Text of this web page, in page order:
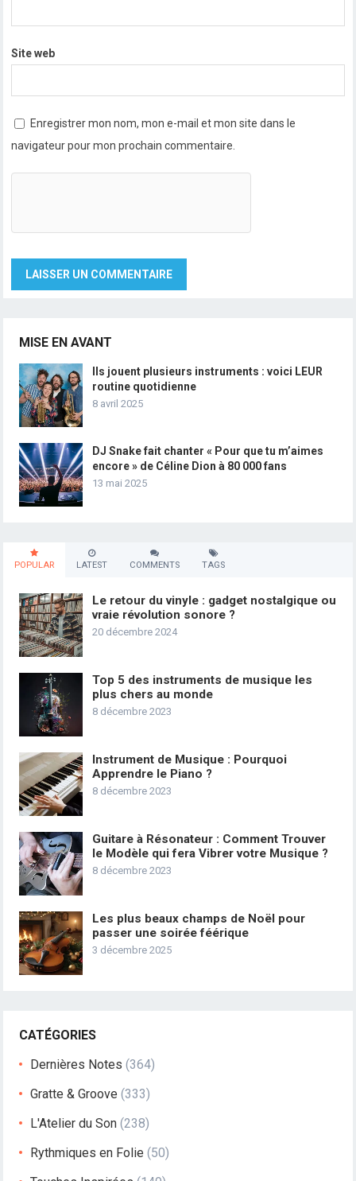
Site web
Enregistrer mon nom, mon e-mail et mon site dans le
navigateur pour mon prochain commentaire.
MISE EN AVANT
Ils jouent plusieurs instruments : voici LEUR
routine quotidienne
8 avril 2025
DJ Snake fait chanter « Pour que tu m’aimes
encore » de Céline Dion à 80 000 fans
13 mai 2025
POPULAR LATEST COMMENTS TAGS
Le retour du vinyle : gadget nostalgique ou
vraie révolution sonore ?
20 décembre 2024
Top 5 des instruments de musique les
plus chers au monde
8 décembre 2023
Instrument de Musique : Pourquoi
Apprendre le Piano ?
8 décembre 2023
Guitare à Résonateur : Comment Trouver
le Modèle qui fera Vibrer votre Musique ?
8 décembre 2023
Les plus beaux champs de Noël pour
passer une soirée féérique
3 décembre 2025
CATÉGORIES
Dernières Notes (364)
Gratte & Groove (333)
L'Atelier du Son (238)
Rythmiques en Folie (50)